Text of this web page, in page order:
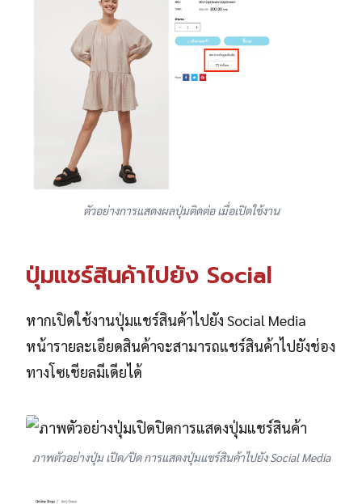
ตัวอย่างการแสดงผลปุ่มติดต่อ เมื่อเปิดใช้งาน
ปุ่มแชร์สินค้าไปยัง Social
หากเปิดใช้งานปุ่มแชร์สินค้าไปยัง Social Media
หน้ารายละเอียดสินค้าจะสามารถแชร์สินค้าไปยังช่อง
ทางโซเชียลมีเดียได้
ภาพตัวอย่างปุ่ม เปิด/ปิด การแสดงปุ่มแชร์สินค้าไปยัง Social Media